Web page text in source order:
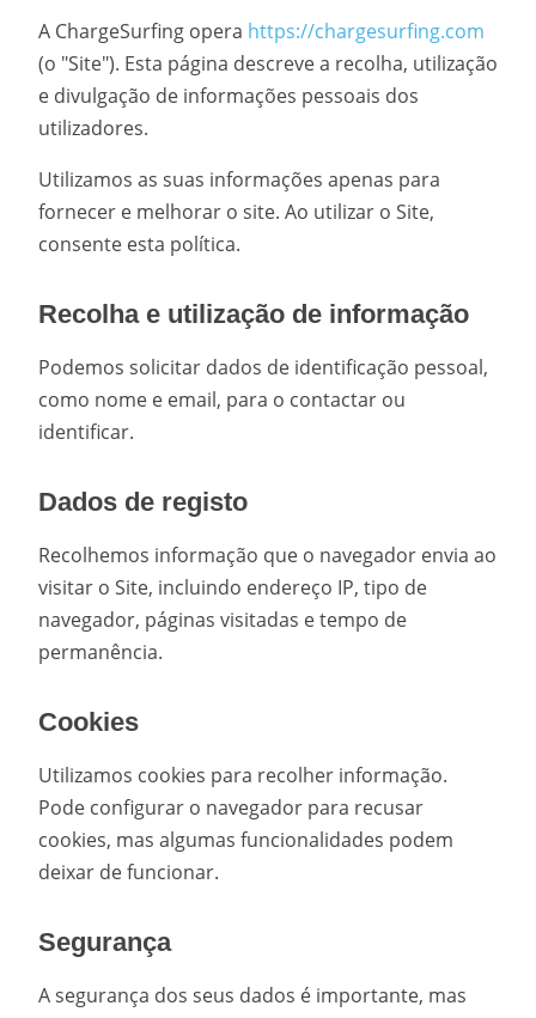
A ChargeSurfing opera https://chargesurfing.com
(o "Site"). Esta página descreve a recolha, utilização
e divulgação de informações pessoais dos
utilizadores.
Utilizamos as suas informações apenas para
fornecer e melhorar o site. Ao utilizar o Site,
consente esta política.
Recolha e utilização de informação
Podemos solicitar dados de identificação pessoal,
como nome e email, para o contactar ou
identificar.
Dados de registo
Recolhemos informação que o navegador envia ao
visitar o Site, incluindo endereço IP, tipo de
navegador, páginas visitadas e tempo de
permanência.
Cookies
Utilizamos cookies para recolher informação.
Pode configurar o navegador para recusar
cookies, mas algumas funcionalidades podem
deixar de funcionar.
Segurança
A segurança dos seus dados é importante, mas